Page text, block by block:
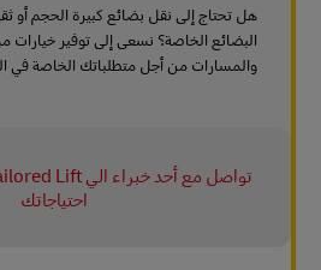
هل تحتاج إلى نقل بضائع كبيرة الحجم أو
البضائع الخاصة؟ نسعى إلى توفير خيارات
والمسارات من أجل متطلباتك الخاصة في
احتياجاتك